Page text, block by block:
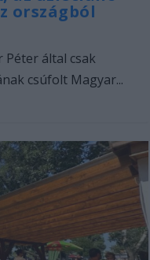
országból
Péter által csak
csúfolt Magyar...